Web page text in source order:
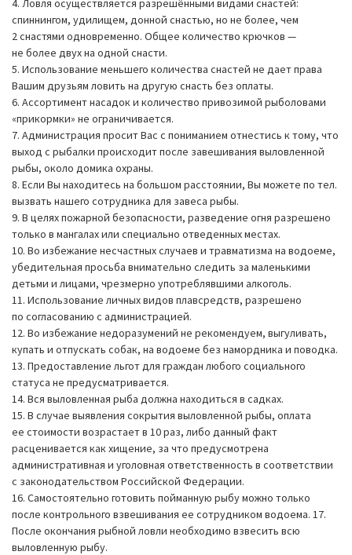
4. Ловля осуществляется разрешёнными видами снастей:
спиннингом, удилищем, донной снастью, но не более, чем
2 снастями одновременно. Общее количество крючков —
не более двух на одной снасти.
5. Использование меньшего количества снастей не дает права
Вашим друзьям ловить на другую снасть без оплаты.
6. Ассортимент насадок и количество привозимой рыболовами
«прикормки» не ограничивается.
7. Администрация просит Вас с пониманием отнестись к тому, что
выход с рыбалки происходит после завешивания выловленной
рыбы, около домика охраны.
8. Если Вы находитесь на большом расстоянии, Вы можете по тел.
вызвать нашего сотрудника для завеса рыбы.
9. В целях пожарной безопасности, разведение огня разрешено
только в мангалах или специально отведенных местах.
10. Во избежание несчастных случаев и травматизма на водоеме,
убедительная просьба внимательно следить за маленькими
детьми и лицами, чрезмерно употреблявшими алкоголь.
11. Использование личных видов плавсредств, разрешено
по согласованию с администрацией.
12. Во избежание недоразумений не рекомендуем, выгуливать,
купать и отпускать собак, на водоеме без намордника и поводка.
13. Предоставление льгот для граждан любого социального
статуса не предусматривается.
14. Вся выловленная рыба должна находиться в садках.
15. В случае выявления сокрытия выловленной рыбы, оплата
ее стоимости возрастает в 10 раз, либо данный факт
расценивается как хищение, за что предусмотрена
административная и уголовная ответственность в соответствии
с законодательством Российской Федерации.
16. Самостоятельно готовить пойманную рыбу можно только
после контрольного взвешивания ее сотрудником водоема. 17.
После окончания рыбной ловли необходимо взвесить всю
выловленную рыбу.